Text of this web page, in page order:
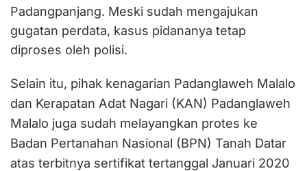
Padangpanjang. Meski sudah mengajukan
gugatan perdata, kasus pidananya tetap
diproses oleh polisi.
Selain itu, pihak kenagarian Padanglaweh Malalo
dan Kerapatan Adat Nagari (KAN) Padanglaweh
Malalo juga sudah melayangkan protes ke
Badan Pertanahan Nasional (BPN) Tanah Datar
atas terbitnya sertifikat tertanggal Januari 2020